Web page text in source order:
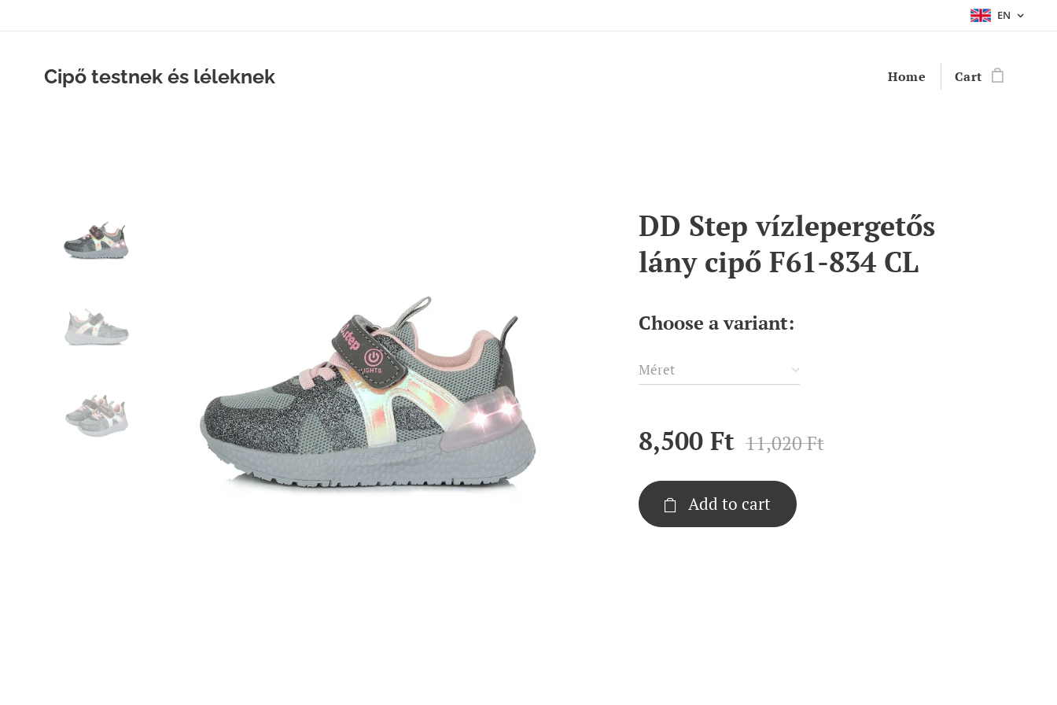
EN
Cipő testnek és léleknek Home Cart
DD Step vízlepergetős
lány cipő F61-834 CL
Choose a variant:
Méret
8,500 Ft 11,020Ft
Add to cart